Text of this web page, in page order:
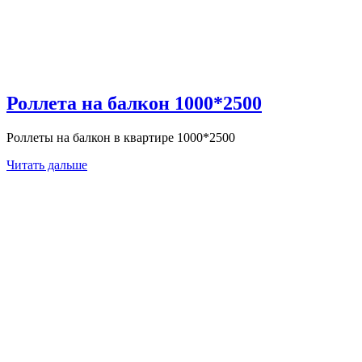
Роллета на балкон 1000*2500
Роллеты на балкон в квартире 1000*2500
Читать дальше